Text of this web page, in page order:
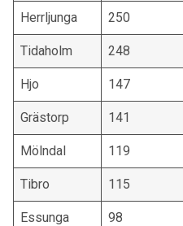
Herrljunga 250
Tidaholm 248
Hjo 147
Grästorp 141
Mölndal 119
Tibro 115
Essunga 98